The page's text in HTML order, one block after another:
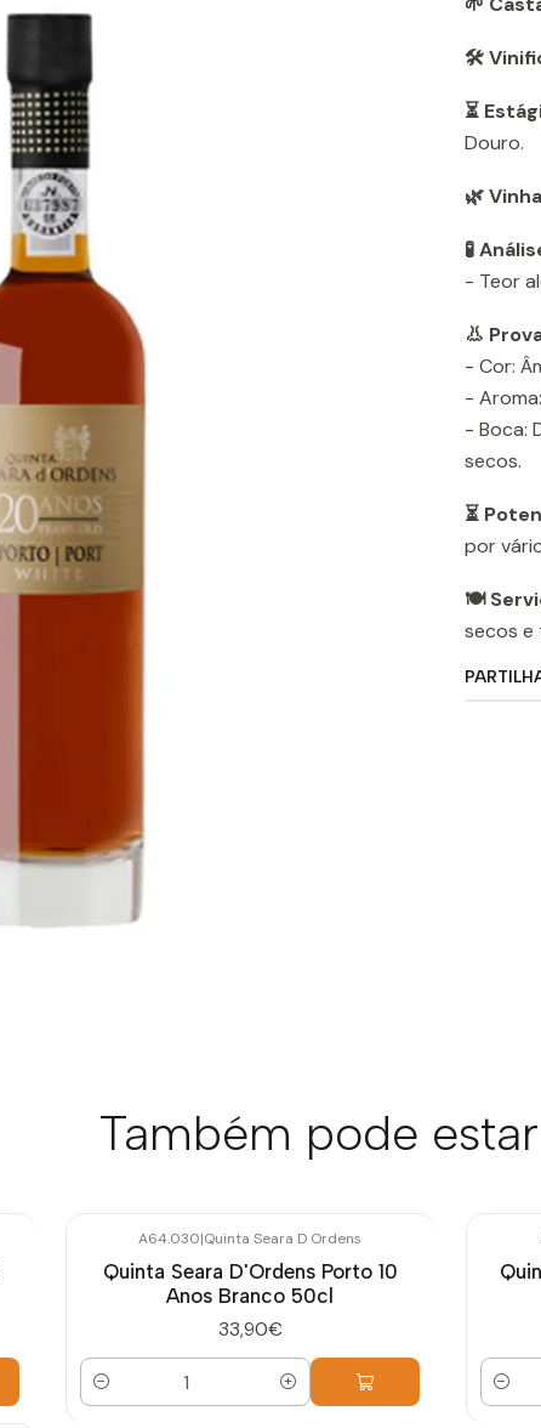
🛠️
⏳
Douro.
🌿
🧪
- Teor
👃
- Cor:
-
- Boca:
secos.
⏳
por
🍽️
secos e
Também pode
A64.030|Quinta Seara D Ordens
Quinta Seara D'Ordens Porto 10
Anos Branco 50cl
33,90€
Quantidade